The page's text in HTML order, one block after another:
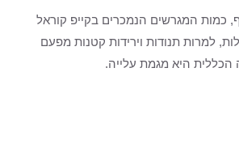
כמות המגרשים הנמכרים בקייפ קוראל
למרות תנודות וירידות קטנות מפעם
הכללית היא מגמת עלייה.